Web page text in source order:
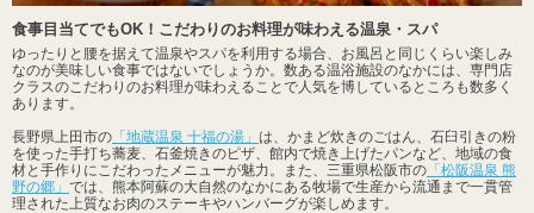
食事目当てでもOK！こだわりのお料理が味わえる温泉・スパ
ゆったりと腰を据えて温泉やスパを利用する場合、お風呂と同じくらい楽しみ
なのが美味しい食事ではないでしょうか。数ある温浴施設のなかには、専門店
クラスのこだわりのお料理が味わえることで人気を博しているところも数多く
あります。
長野県上田市の 「地蔵温泉 十福の湯」 は、かまど炊きのごはん、石臼引きの粉
を使った手打ち蕎麦、石釜焼きのピザ、館内で焼き上げたパンなど、地域の食
材と手作りにこだわったメニューが魅力。また、三重県松阪市の 「松阪温泉 熊
野の郷」 では、熊本阿蘇の大自然のなかにある牧場で生産から流通まで一貫管
理された上質なお肉のステーキやハンバーグが楽しめます。